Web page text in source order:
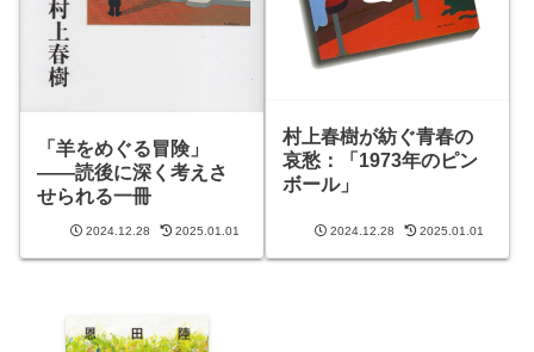
「羊をめぐる冒険」
――読後に深く考えさ
せられる一冊
2024.12.28 2025.01.01
村上春樹が紡ぐ青春の
哀愁：「1973年のピン
ボール」
2024.12.28 2025.01.01